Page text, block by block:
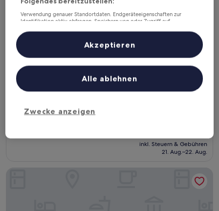
D' Gecko Hotel
D' Gecko Hotel
Unterkunft
Basdiot
8,8/10
Preis
beträgt
inkl. Steuern & Gebühren
21. Aug.–22. Aug.
Quo Vadis Dive Resort Moalboal
Verwendung genauer Standortdaten. Endgeräteeigenschaften zur
Identifikation aktiv abfragen. Speichern von oder Zugriff auf
Inhalte, Messung von Werbeleistung und der Performance von Inhalten,
Zielgruppenforschung sowie Entwicklung und Verbesserung von
Liste der Partner (Lieferanten)
Zwecke anzeigen
Alle ablehnen
Akzeptieren